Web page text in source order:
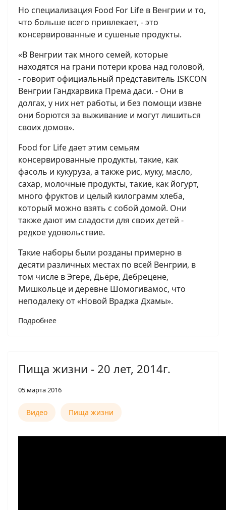
Но специализация Food For Life в Венгрии и то,
что больше всего привлекает, - это
консервированные и сушеные продукты.
«В Венгрии так много семей, которые
находятся на грани потери крова над головой,
- говорит официальный представитель ISKCON
Венгрии Гандхарвика Према даси. - Они в
долгах, у них нет работы, и без помощи извне
они борются за выживание и могут лишиться
своих домов».
Food for Life дает этим семьям
консервированные продукты, такие, как
фасоль и кукуруза, а также рис, муку, масло,
сахар, молочные продукты, такие, как йогурт,
много фруктов и целый килограмм хлеба,
который можно взять с собой домой. Они
также дают им сладости для своих детей -
редкое удовольствие.
Такие наборы были розданы примерно в
десяти различных местах по всей Венгрии, в
том числе в Эгере, Дьёре, Дебрецене,
Мишкольце и деревне Шомогивамос, что
неподалеку от «Новой Враджа Дхамы».
Подробнее
Пища жизни - 20 лет, 2014г.
05 марта 2016
Видео Пища жизни